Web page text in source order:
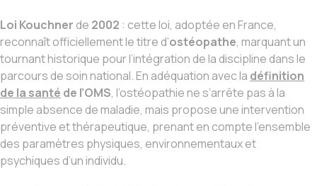
Loi Kouchner de 2002 : cette loi, adoptée en France,
reconnaît officiellement le titre d’ostéopathe, marquant un
tournant historique pour l’intégration de la discipline dans le
parcours de soin national. En adéquation avec la définition
de la santé de l’OMS, l’ostéopathie ne s’arrête pas à la
simple absence de maladie, mais propose une intervention
préventive et thérapeutique, prenant en compte l’ensemble
des paramètres physiques, environnementaux et
psychiques d’un individu.